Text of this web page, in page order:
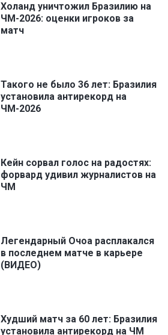
Холанд уничтожил Бразилию на
ЧМ-2026: оценки игроков за
матч
Такого не было 36 лет: Бразилия
установила антирекорд на
ЧМ-2026
Кейн сорвал голос на радостях:
форвард удивил журналистов на
ЧМ
Легендарный Очоа расплакался
в последнем матче в карьере
(ВИДЕО)
Худший матч за 60 лет: Бразилия
установила антирекорд на ЧМ